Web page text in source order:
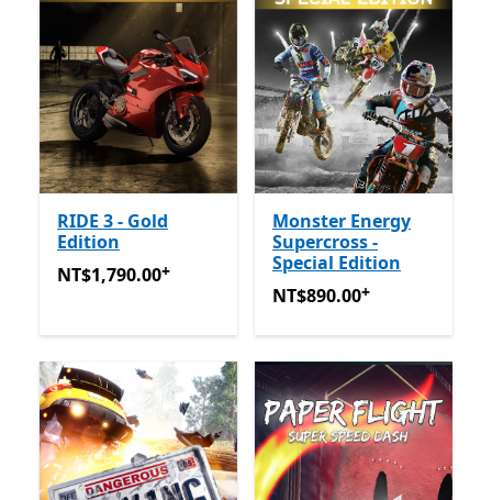
RIDE 3 - Gold
Edition
NT$1,790.00提供應用程式內購。
NT$1,790.00+
Monster Energy
Supercross -
Special Edition
NT$890.00提供應用程式內
NT$890.00+